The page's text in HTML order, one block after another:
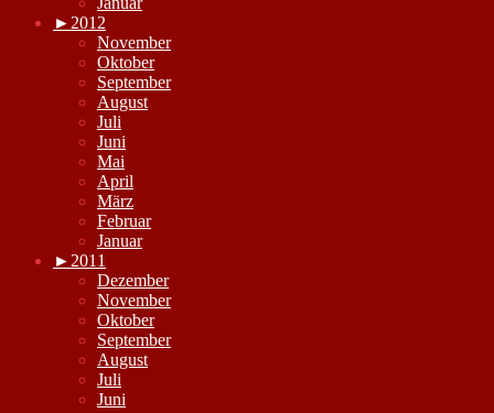
► 2012
November
Oktober
September
August
Juli
Juni
Mai
April
März
Februar
Januar
► 2011
Dezember
November
Oktober
September
August
Juli
Juni